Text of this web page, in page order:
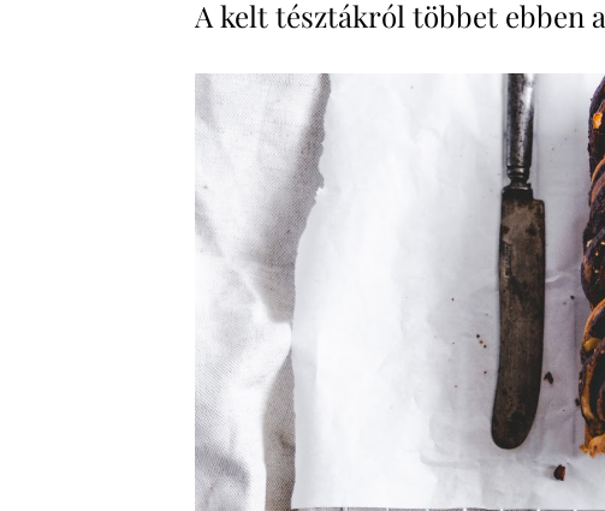
A kelt tésztákról többet ebben a